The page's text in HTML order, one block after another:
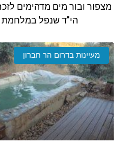
מצפור ובור מים מדהימים
הי"ד שנפל במלחמת
מעיינות בדרום הר חברון